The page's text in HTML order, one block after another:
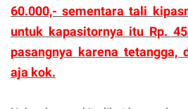
60.000,- sementara tali
untuk kapasitornya itu Rp.
pasangnya karena tetangga,
aja kok.